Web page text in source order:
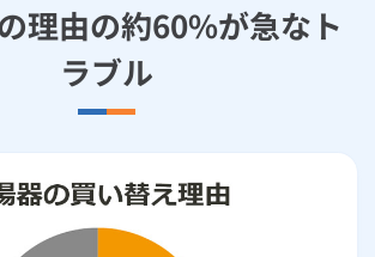
余剰電力買取サービス
まとめプラン紹介
簡単プラン診断
インターネットのお申込み
い乾燥機
ック・ミストカワック」
水床暖房「ヌック」
ガスコンセント
ド
電
こ・スマぴこ・けむぴこ
機器・修理お申込み
ョン「マイリノ」
ュリティ
ーポン
お引越しの手続き
ルと交換のサイン
理由の約60%が急なト
ラブル